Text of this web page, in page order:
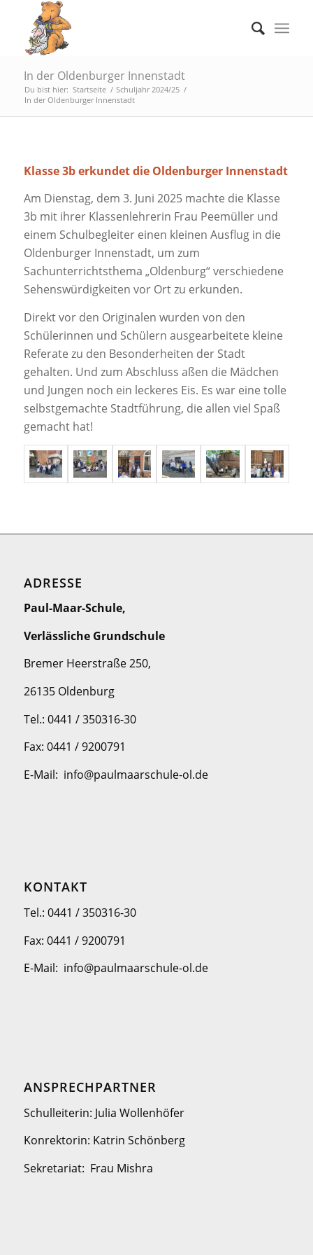
In der Oldenburger Innenstadt
Du bist hier: Startseite / Schuljahr 2024/25 /
In der Oldenburger Innenstadt
Klasse 3b erkundet die Oldenburger Innenstadt
Am Dienstag, dem 3. Juni 2025 machte die Klasse
3b mit ihrer Klassenlehrerin Frau Peemüller und
einem Schulbegleiter einen kleinen Ausflug in die
Oldenburger Innenstadt, um zum
Sachunterrichtsthema „Oldenburg“ verschiedene
Sehenswürdigkeiten vor Ort zu erkunden.
Direkt vor den Originalen wurden von den
Schülerinnen und Schülern ausgearbeitete kleine
Referate zu den Besonderheiten der Stadt
gehalten. Und zum Abschluss aßen die Mädchen
und Jungen noch ein leckeres Eis. Es war eine tolle
selbstgemachte Stadtführung, die allen viel Spaß
gemacht hat!
ADRESSE
Paul-Maar-Schule,
Verlässliche Grundschule
Bremer Heerstraße 250,
26135 Oldenburg
Tel.: 0441 / 350316-30
Fax: 0441 / 9200791
E-Mail: info@paulmaarschule-ol.de
KONTAKT
Tel.: 0441 / 350316-30
Fax: 0441 / 9200791
E-Mail: info@paulmaarschule-ol.de
ANSPRECHPARTNER
Schulleiterin: Julia Wollenhöfer
Konrektorin: Katrin Schönberg
Sekretariat: Frau Mishra